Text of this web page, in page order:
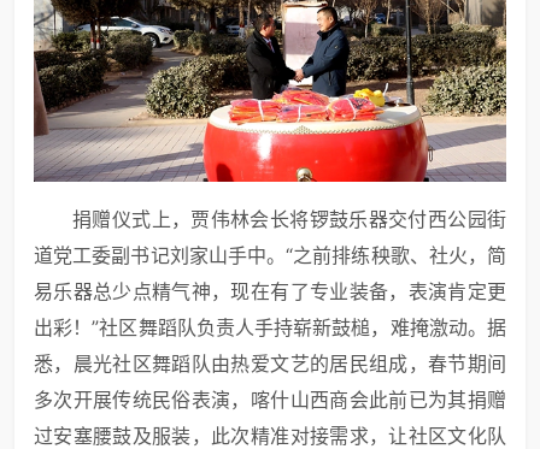
捐赠仪式上，贾伟林会长将锣鼓乐器交付西公园街
道党工委副书记刘家山手中。“之前排练秧歌、社火，简
易乐器总少点精气神，现在有了专业装备，表演肯定更
出彩！”社区舞蹈队负责人手持崭新鼓槌，难掩激动。据
悉，晨光社区舞蹈队由热爱文艺的居民组成，春节期间
多次开展传统民俗表演，喀什山西商会此前已为其捐赠
过安塞腰鼓及服装，此次精准对接需求，让社区文化队